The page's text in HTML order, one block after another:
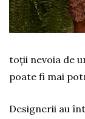
toții nevoia de
poate fi mai
Designerii au